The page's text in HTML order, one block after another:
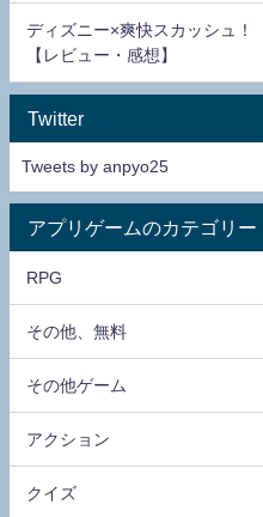
ディズニー×爽快スカッシュ！
【レビュー・感想】
Twitter
Tweets by anpyo25
アプリゲームのカテゴリー
RPG
その他、無料
その他ゲーム
アクション
クイズ